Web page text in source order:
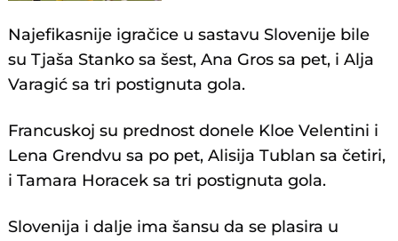
Najefikasnije igračice u sastavu Slovenije bile
su Tjaša Stanko sa šest, Ana Gros sa pet, i Alja
Varagić sa tri postignuta gola.
Francuskoj su prednost donele Kloe Velentini i
Lena Grendvu sa po pet, Alisija Tublan sa četiri,
i Tamara Horacek sa tri postignuta gola.
Slovenija i dalje ima šansu da se plasira u